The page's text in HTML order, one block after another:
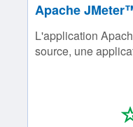
Apache
L'application
source, une